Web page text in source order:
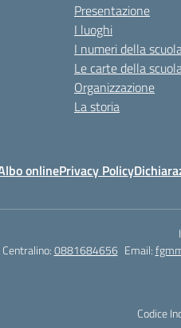
Presentazione
I luoghi
I numeri della
Le carte della
Organizzazione
La storia
onlinePrivacy Policy
Centralino:0881684656 Email:
Codice